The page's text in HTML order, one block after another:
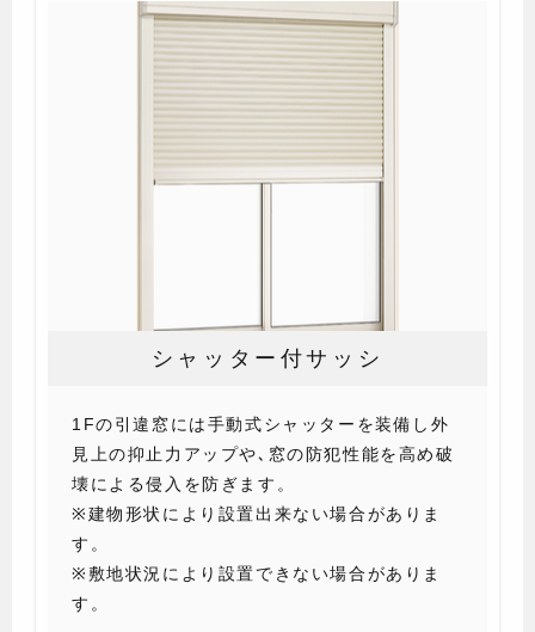
シャッター付サッシ
1Fの引違窓には手動式シャッターを装備し外
見上の抑止力アップや､窓の防犯性能を高め破
壊による侵入を防ぎます。
※建物形状により設置出来ない場合がありま
す。
※敷地状況により設置できない場合がありま
す。